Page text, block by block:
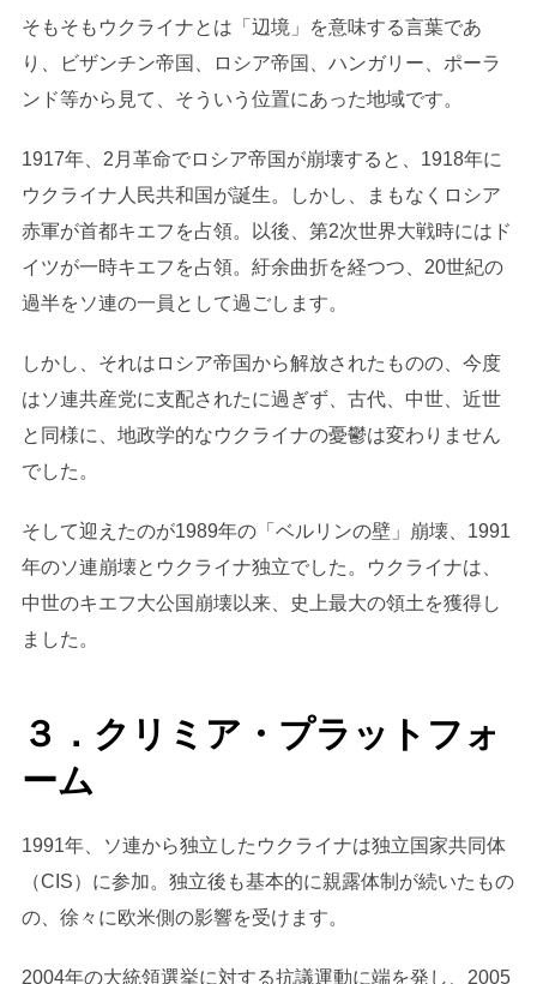
そもそもウクライナとは「辺境」を意味する言葉であ
り、ビザンチン帝国、ロシア帝国、ハンガリー、ポーラ
ンド等から見て、そういう位置にあった地域です。
1917年、2月革命でロシア帝国が崩壊すると、1918年に
ウクライナ人民共和国が誕生。しかし、まもなくロシア
赤軍が首都キエフを占領。以後、第2次世界大戦時にはド
イツが一時キエフを占領。紆余曲折を経つつ、20世紀の
過半をソ連の一員として過ごします。
しかし、それはロシア帝国から解放されたものの、今度
はソ連共産党に支配されたに過ぎず、古代、中世、近世
と同様に、地政学的なウクライナの憂鬱は変わりません
でした。
そして迎えたのが1989年の「ベルリンの壁」崩壊、1991
年のソ連崩壊とウクライナ独立でした。ウクライナは、
中世のキエフ大公国崩壊以来、史上最大の領土を獲得し
ました。
３．クリミア・プラットフォ
ーム
1991年、ソ連から独立したウクライナは独立国家共同体
（CIS）に参加。独立後も基本的に親露体制が続いたもの
の、徐々に欧米側の影響を受けます。
2004年の大統領選挙に対する抗議運動に端を発し、2005